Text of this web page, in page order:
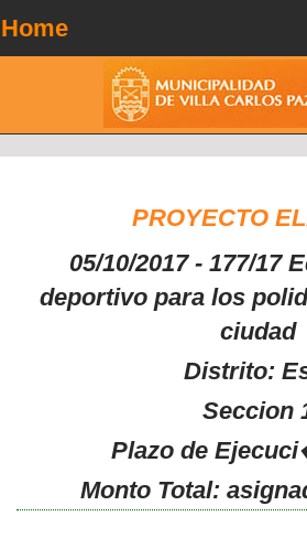
Home
PROYECTO
05/10/2017 - 177/17
deportivo para los
ciudad
Distrito:
Seccion
Plazo de
Monto Total: